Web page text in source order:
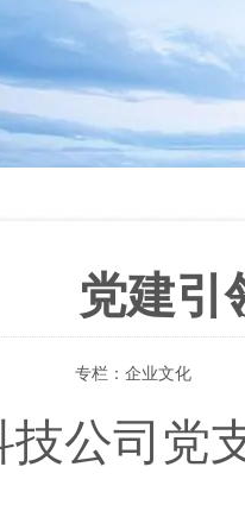
党建引
专栏： 企业文化
公司党